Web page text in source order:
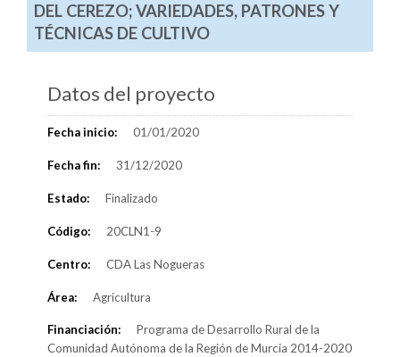
DEL CEREZO; VARIEDADES, PATRONES Y
TÉCNICAS DE CULTIVO
Datos del proyecto
Fecha inicio: 01/01/2020
Fecha fin: 31/12/2020
Estado: Finalizado
Código: 20CLN1-9
Centro: CDA Las Nogueras
Área: Agricultura
Financiación:
Programa de Desarrollo Rural de la
Comunidad Autónoma de la Región de Murcia 2014-2020